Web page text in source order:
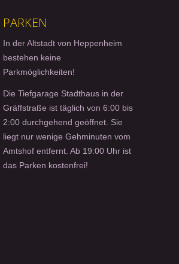
PARKEN
In der Altstadt von Heppenheim
bestehen keine
Parkmöglichkeiten!
Die Tiefgarage Stadthaus in der
Gräffstraße ist täglich von 6:00 bis
2:00 durchgehend geöffnet. Sie
liegt nur wenige Gehminuten vom
Amtshof entfernt. Ab 19:00 Uhr ist
das Parken kostenfrei!